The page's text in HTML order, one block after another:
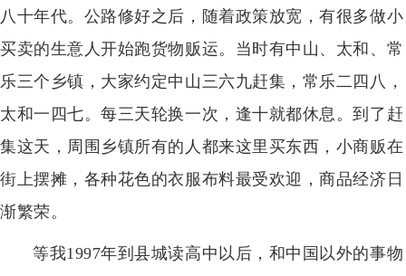
八十年代。公路修好之后，随着政策放宽，有很多做小
买卖的生意人开始跑货物贩运。当时有中山、太和、常
乐三个乡镇，大家约定中山三六九赶集，常乐二四八，
太和一四七。每三天轮换一次，逢十就都休息。到了赶
集这天，周围乡镇所有的人都来这里买东西，小商贩在
街上摆摊，各种花色的衣服布料最受欢迎，商品经济日
渐繁荣。
等我1997年到县城读高中以后，和中国以外的事物